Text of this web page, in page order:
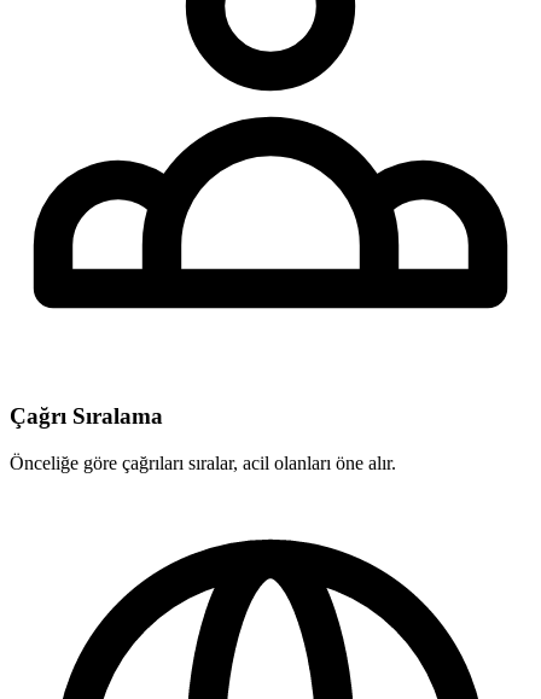
Çağrı Sıralama
Önceliğe göre çağrıları sıralar, acil olanları öne alır.